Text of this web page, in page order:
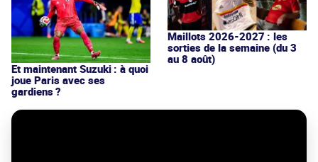
Et maintenant Suzuki : à quoi
joue Paris avec ses
gardiens ?
Maillots 2026-2027 : les
sorties de la semaine (du 3
au 8 août)